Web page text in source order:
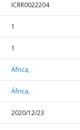
ICRR0022204
1
1
África,
África,
2020/12/23